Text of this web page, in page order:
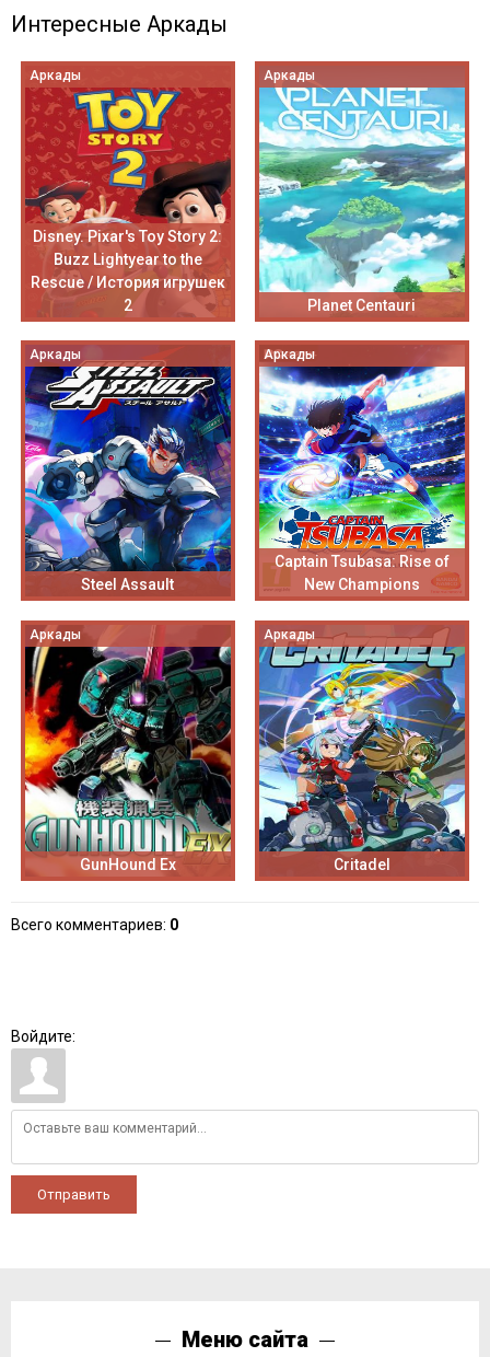
Интересные Аркады
Аркады
Disney. Pixar's Toy Story 2:
Buzz Lightyear to the
Rescue / История игрушек
2
Аркады
Planet Centauri
Аркады
Steel Assault
Аркады
Captain Tsubasa: Rise of
New Champions
Аркады
GunHound Ex
Аркады
Critadel
Всего комментариев: 0
Войдите:
Отправить
Меню сайта